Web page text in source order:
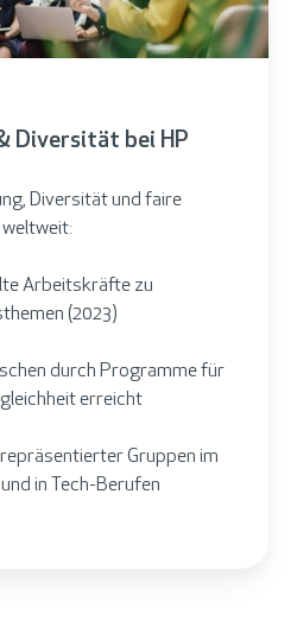
Diversität bei HP
Diversität und faire
Arbeitskräfte zu
(2023)
durch Programme für
erreicht
Gruppen im
in Tech-Berufen